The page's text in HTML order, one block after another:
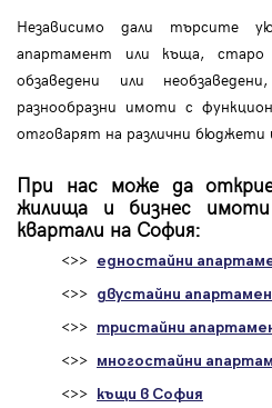
Независимо дали търсите
апартамент или къща,
обзаведени или
разнообразни имоти с
отговарят на различни бюджети
При нас може да
жилища и бизнес
квартали на София:
<>> едностайни
<>> двустайни
<>> тристайни
<>> многостайни
<>> къщи в София